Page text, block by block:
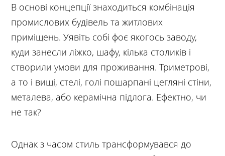
В основі концепції знаходиться комбінація
промислових будівель та житлових
приміщень. Уявіть собі фоє якогось заводу,
куди занесли ліжко, шафу, кілька столиків і
створили умови для проживання. Триметрові,
а то і вищі, стелі, голі пошарпані цегляні стіни,
металева, або керамічна підлога. Ефектно, чи
не так?
Однак з часом стиль трансформувався до